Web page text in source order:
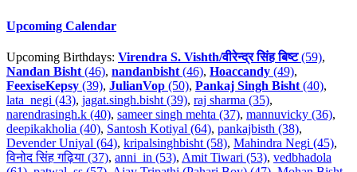
Upcoming Calendar
Upcoming Birthdays: Virendra S. Vishth/वीरेन्द्र सिंह बिष्ट(59),
Nandan Bisht(46), nandanbisht(46), Hoaccandy (49),
FeexiseKepsy (39), JulianVop (50), Pankaj Singh Bisht(40),
lata_negi (43), jagat.singh.bisht (39), raj sharma (35),
narendrasingh.k (40), sameer singh mehta (37), mannuvicky (36),
deepikakholia (40), Santosh Kotiyal (64), pankajbisth (38),
Devender Uniyal (64), kripalsinghbisht (58), Mahindra Negi (45),
विनोद सिंह गढ़िया (37), anni_in (53), Amit Tiwari (53), vedbhadola